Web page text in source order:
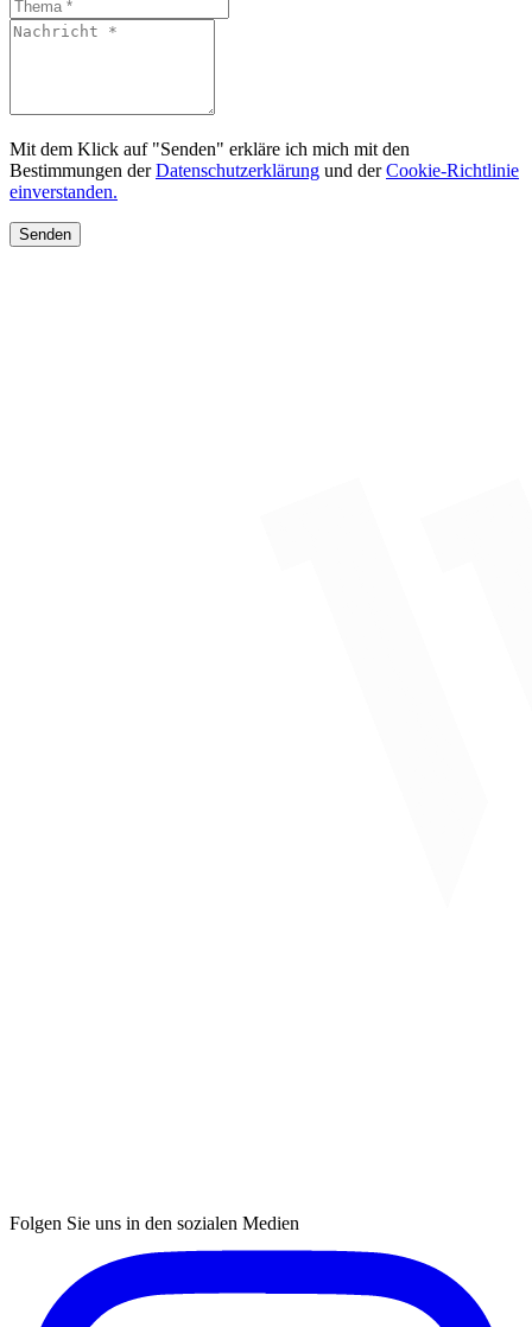
Mit dem Klick auf "Senden" erkläre ich mich mit den
Bestimmungen derDatenschutzerklärung und derCookie-Richtlinie
einverstanden.
Senden
Folgen Sie uns in den sozialen Medien